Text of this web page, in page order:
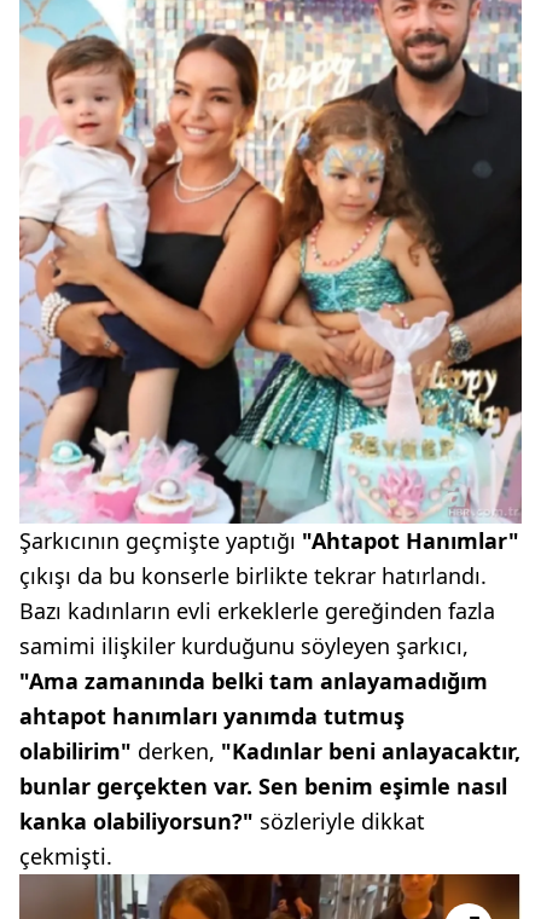
Şarkıcının geçmişte yaptığı "Ahtapot Hanımlar"
çıkışı da bu konserle birlikte tekrar hatırlandı.
Bazı kadınların evli erkeklerle gereğinden fazla
samimi ilişkiler kurduğunu söyleyen şarkıcı,
"Ama zamanında belki tam anlayamadığım
ahtapot hanımları yanımda tutmuş
olabilirim" derken, "Kadınlar beni anlayacaktır,
bunlar gerçekten var. Sen benim eşimle nasıl
kanka olabiliyorsun?" sözleriyle dikkat
çekmişti.